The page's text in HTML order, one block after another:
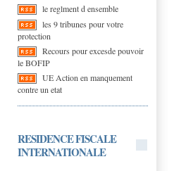
le reglment d ensemble
les 9 tribunes pour votre
protection
Recours pour excesde pouvoir
le BOFIP
UE Action en manquement
contre un etat
RESIDENCE FISCALE
INTERNATIONALE